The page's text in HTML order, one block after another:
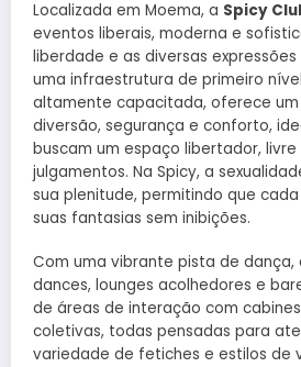
Localizada em Moema, a Spicy
eventos liberais, moderna e
liberdade e as diversas
uma infraestrutura de primeiro
altamente capacitada, oferece
diversão, segurança e conforto,
buscam um espaço libertador,
julgamentos. Na Spicy, a
sua plenitude, permitindo que
suas fantasias sem inibições.
Com uma vibrante pista de dança,
dances, lounges acolhedores e
de áreas de interação com
coletivas, todas pensadas para
variedade de fetiches e estilos de